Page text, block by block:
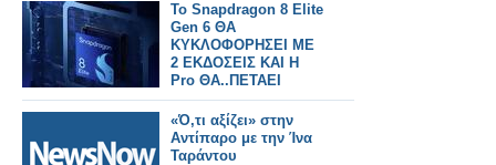
Το Snapdragon 8 Elite
Gen 6 ΘΑ
ΚΥΚΛΟΦΟΡΗΣΕΙ ΜΕ
2 ΕΚΔΟΣΕΙΣ ΚΑΙ Η
Pro ΘΑ..ΠΕΤΑΕΙ
«Ό,τι αξίζει» στην
Αντίπαρο με την Ίνα
Ταράντου